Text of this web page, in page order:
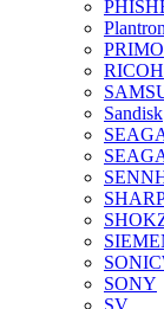
PRIMO
RICOH
Sandisk
SONY
SV